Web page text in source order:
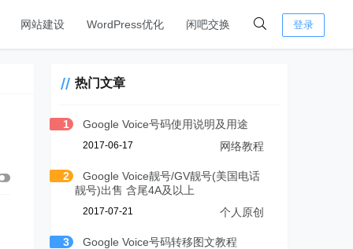
网站建设 WordPress优化 闲吧交换 登录
热门文章
1 Google Voice号码使用说明及用途
2017-06-17 网络教程
2
Google Voice靓号/GV靓号(美国电话
靓号)出售 含尾4A及以上
2017-07-21 个人原创
3 Google Voice号码转移图文教程